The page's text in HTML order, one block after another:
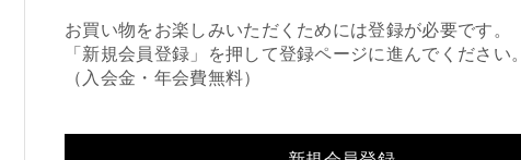
お買い物をお楽しみいただくためには登録が必要です。
「新規会員登録」を押して登録ページに進んでください。
（入会金・年会費無料）